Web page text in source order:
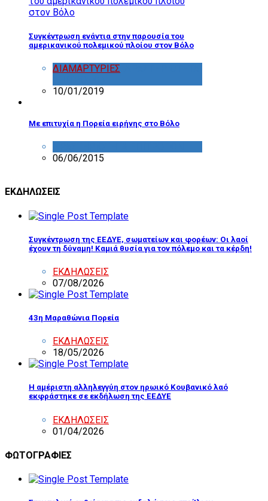
Συγκέντρωση ενάντια στην παρουσία του
αμερικανικού πολεμικού πλοίου στον Βόλο
ΔΙΑΜΑΡΤΥΡΙΕΣ
10/01/2019
Με επιτυχία η Πορεία ειρήνης στο Βόλο
06/06/2015
ΕΚΔΗΛΩΣΕΙΣ
Συγκέντρωση της ΕΕΔΥΕ, σωματείων και φορέων: Οι λαοί
έχουν τη δύναμη! Καμιά θυσία για τον πόλεμο και τα κέρδη!
ΕΚΔΗΛΩΣΕΙΣ
07/08/2026
43η Μαραθώνια Πορεία
ΕΚΔΗΛΩΣΕΙΣ
18/05/2026
Η αμέριστη αλληλεγγύη στον ηρωικό Κουβανικό λαό
εκφράστηκε σε εκδήλωση της ΕΕΔΥΕ
ΕΚΔΗΛΩΣΕΙΣ
01/04/2026
ΦΩΤΟΓΡΑΦΙΕΣ